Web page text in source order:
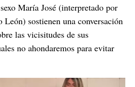
María José (interpretado por
León) sostienen una conversación
las vicisitudes de sus
no ahondaremos para evitar